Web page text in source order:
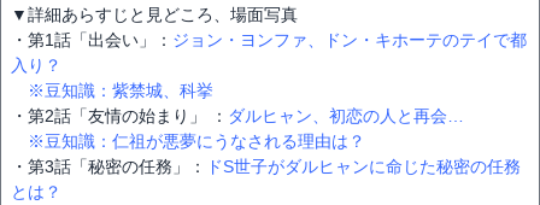
▼詳細あらすじと見どころ、場面写真
・第1話「出会い」： ジョン・ヨンファ、ドン・キホーテのテイで都
入り？
※豆知識：紫禁城、科挙
・第2話「友情の始まり」 ： ダルヒャン、初恋の人と再会…
※豆知識：仁祖が悪夢にうなされる理由は？
・第3話「秘密の任務」：
ドS世子がダルヒャンに命じた秘密の任務
とは？